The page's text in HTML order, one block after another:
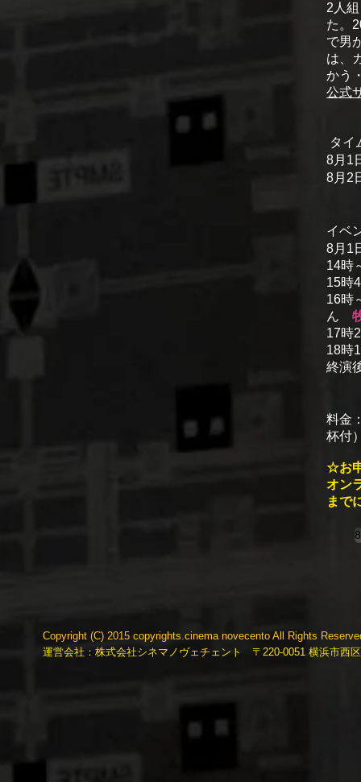
2人
た。
で男
は、
かう
公式
タイ
8月1
8月2
イベ
8月1
14時
15時
16時
ん
17時
18時
終演
料金
杯付
☆お
オン
まで
Copyright (C) 2015 copyrights.cinema novecento All Rights
運営会社：株式会社シネマノヴェチェント 〒220-0051 横浜市